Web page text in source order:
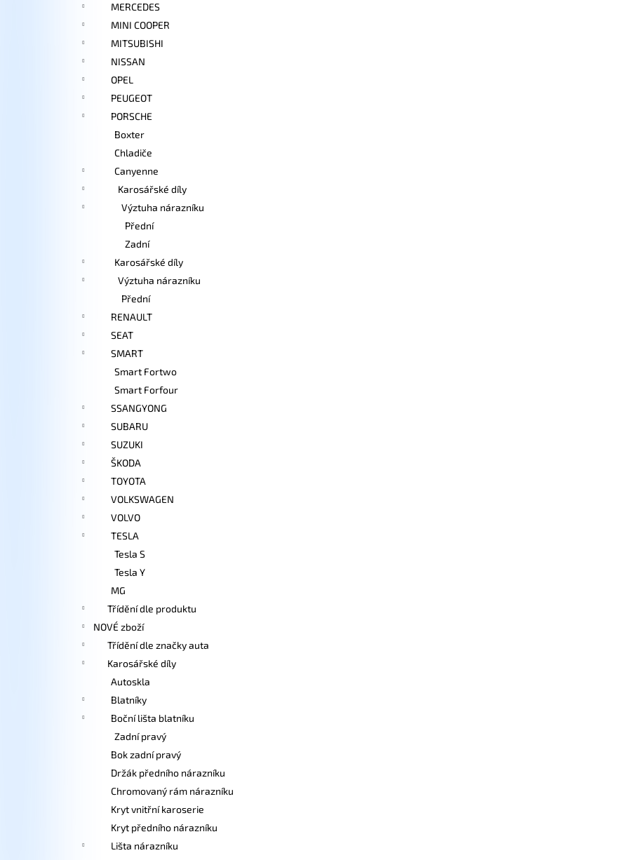
MERCEDES
MINI COOPER
MITSUBISHI
NISSAN
OPEL
PEUGEOT
PORSCHE
Boxter
Chladiče
Canyenne
Karosářské díly
Výztuha nárazníku
Přední
Zadní
Karosářské díly
Výztuha nárazníku
Přední
RENAULT
SEAT
SMART
Smart Fortwo
Smart Forfour
SSANGYONG
SUBARU
SUZUKI
ŠKODA
TOYOTA
VOLKSWAGEN
VOLVO
TESLA
Tesla S
Tesla Y
MG
Třídění dle produktu
NOVÉ zboží
Třídění dle značky auta
Karosářské díly
Autoskla
Blatníky
Boční lišta blatníku
Zadní pravý
Bok zadní pravý
Držák předního nárazníku
Chromovaný rám nárazníku
Kryt vnitřní karoserie
Kryt předního nárazníku
Lišta nárazníku